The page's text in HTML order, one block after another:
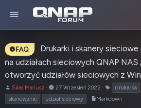
FAQ
Drukarki i skanery
na udziałach sieciowych QNAP NAS
otworzyć udziałów sieciowych z
A
u
t
Silas Mariusz
o
d
:
27 Wrzesień 2022
a
drukarka
skanowanie
udział sieciowy Markdown